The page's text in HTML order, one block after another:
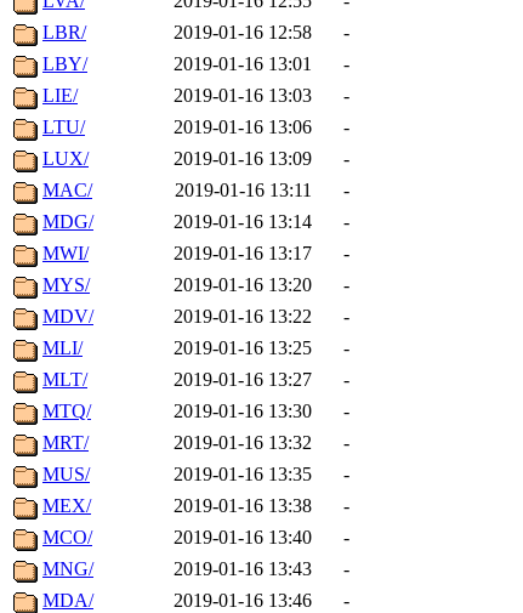
LBR/
2019-01-16 12:58
-
LBY/
2019-01-16 13:01
-
LIE/
2019-01-16 13:03
-
LTU/
2019-01-16 13:06
-
LUX/
2019-01-16 13:09
-
MAC/
2019-01-16 13:11
-
MDG/
2019-01-16 13:14
-
MWI/
2019-01-16 13:17
-
MYS/
2019-01-16 13:20
-
MDV/
2019-01-16 13:22
-
MLI/
2019-01-16 13:25
-
MLT/
2019-01-16 13:27
-
MTQ/
2019-01-16 13:30
-
MRT/
2019-01-16 13:32
-
MUS/
2019-01-16 13:35
-
MEX/
2019-01-16 13:38
-
MCO/
2019-01-16 13:40
-
MNG/
2019-01-16 13:43
-
MDA/
2019-01-16 13:46 -